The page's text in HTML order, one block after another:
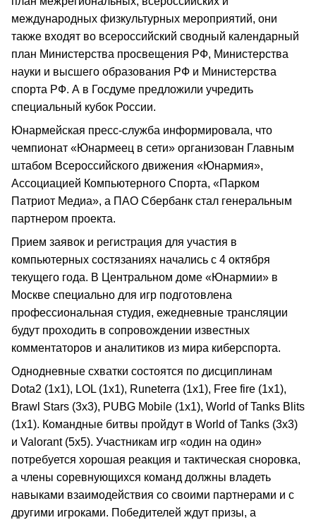
международных физкультурных мероприятий, они
также входят во всероссийский сводный календарный
план Министерства просвещения РФ, Министерства
науки и высшего образования РФ и Министерства
спорта РФ. А в Госдуме предложили учредить
специальный кубок России.
Юнармейская пресс-служба информировала, что
чемпионат «Юнармеец в сети» организован Главным
штабом Всероссийского движения «Юнармия»,
Ассоциацией Компьютерного Спорта, «Парком
Патриот Медиа», а ПАО Сбербанк стал генеральным
партнером проекта.
Прием заявок и регистрация для участия в
компьютерных состязаниях начались с 4 октября
текущего года. В Центральном доме «Юнармии» в
Москве специально для игр подготовлена
профессиональная студия, ежедневные трансляции
будут проходить в сопровождении известных
комментаторов и аналитиков из мира киберспорта.
Однодневные схватки состоятся по дисциплинам
Dota2 (1x1), LOL (1x1), Runeterra (1x1), Free fire (1x1),
Brawl Stars (3x3), PUBG Mobile (1x1), World of Tanks Blits
(1x1). Командные битвы пройдут в World of Tanks (3х3)
и Valorant (5х5). Участникам игр «один на один»
потребуется хорошая реакция и тактическая сноровка,
а члены соревнующихся команд должны владеть
навыками взаимодействия со своими партнерами и с
другими игроками. Победителей ждут призы, а